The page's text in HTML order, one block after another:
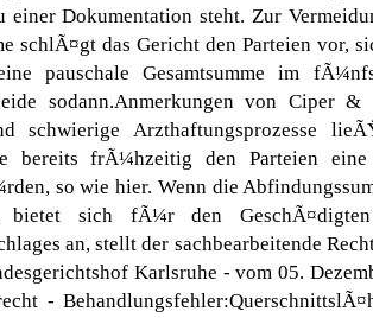
einer Dokumentation steht. Zur
schlÃ¤gt das Gericht den Parteien vor,
pauschale Gesamtsumme im
sodann.Anmerkungen von Ciper &
schwierige Arzthaftungsprozesse
bereits frÃ¼hzeitig den Parteien
so wie hier. Wenn die
bietet sich fÃ¼r den
an, stellt der sachbearbeitende
Karlsruhe - vom 05.
-